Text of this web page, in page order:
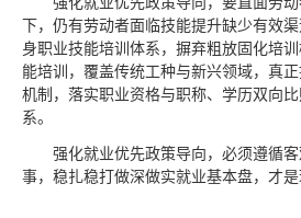
下，仍有劳动者面临技能提升缺少有效
身职业技能培训体系，摒弃粗放固化培
能培训，覆盖传统工种与新兴领域，真
机制，落实职业资格与职称、学历双向
系。
强化就业优先政策导向，必须遵循
事，稳扎稳打做深做实就业基本盘，才